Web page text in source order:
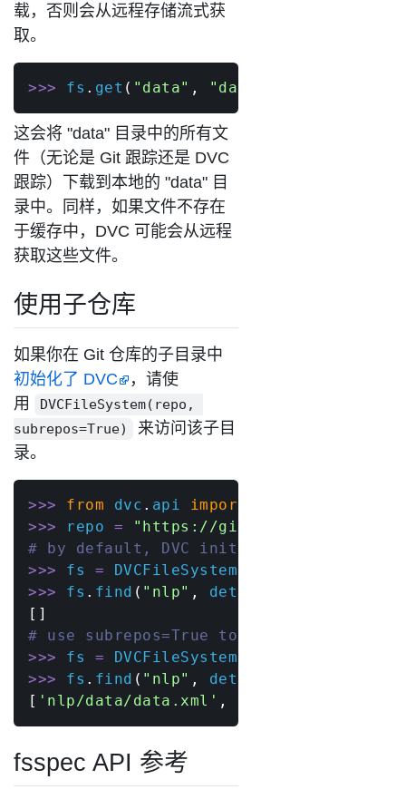
载，否则会从远程存储流式获
取。
>>> fs . get ( "data" , "data"
这会将 "data" 目录中的所有文
件（无论是 Git 跟踪还是 DVC
跟踪）下载到本地的 "data" 目
录中。同样，如果文件不存在
于缓存中，DVC 可能会从远程
获取这些文件。
使用子仓库
如果你在 Git 仓库的子目录中
初始化了 DVC
，请使
用
DVCFileSystem(repo,
subrepos=True)
来访问该子目
录。
>>> from dvc . api import
>>> repo =
"https://github.com/iterative/
# by default, DVC initialized in a
>>> fs = DVCFileSystem
>>> fs . find ( "nlp" , detail
[ ]
# use subrepos=True to list those files
>>> fs = DVCFileSystem
>>> fs . find ( "nlp" , detail
[ 'nlp/data/data.xml' ,
fsspec API 参考